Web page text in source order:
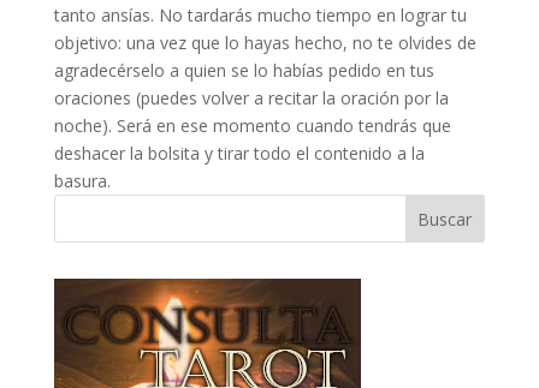
tanto ansías. No tardarás mucho tiempo en lograr tu
objetivo: una vez que lo hayas hecho, no te olvides de
agradecérselo a quien se lo habías pedido en tus
oraciones (puedes volver a recitar la oración por la
noche). Será en ese momento cuando tendrás que
deshacer la bolsita y tirar todo el contenido a la
basura.